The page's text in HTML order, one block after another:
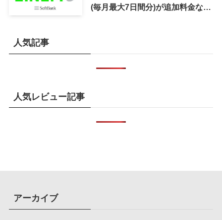
(毎月最大7日間分)が追加料金なし
人気記事
人気レビュー記事
アーカイブ